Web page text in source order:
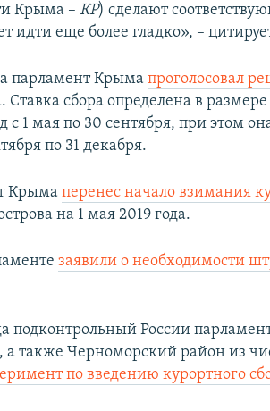
Крыма –КР) сделают
идти еще более гладко», –
парламент Крымапроголосовал
Ставка сбора определена в
с 1 мая по 30 сентября, при этом
по 31 декабря.
Крымаперенес начало взимания
на 1 мая 2019 года.​
заявили о необходимости
подконтрольный России
также Черноморский район из
по введению курортного